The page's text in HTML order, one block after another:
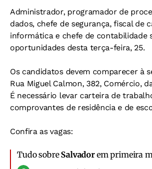
Administrador, programador de
dados, chefe de segurança, fiscal de
informática e chefe de contabilidade
oportunidades desta terça-feira, 25.
Os candidatos devem comparecer à
Rua Miguel Calmon, 382, Comércio,
É necessário levar carteira de
comprovantes de residência e de
Confira as vagas:
Tudo sobre Salvadorem primeira